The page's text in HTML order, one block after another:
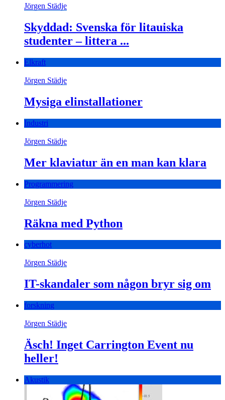
Jörgen Städje
Skyddad: Svenska för litauiska
studenter – littera ...
Elkraft
Jörgen Städje
Mysiga elinstallationer
Industri
Jörgen Städje
Mer klaviatur än en man kan klara
Programmering
Jörgen Städje
Räkna med Python
cyberhot
Jörgen Städje
IT-skandaler som någon bryr sig om
forskning
Jörgen Städje
Äsch! Inget Carrington Event nu
heller!
Akustik